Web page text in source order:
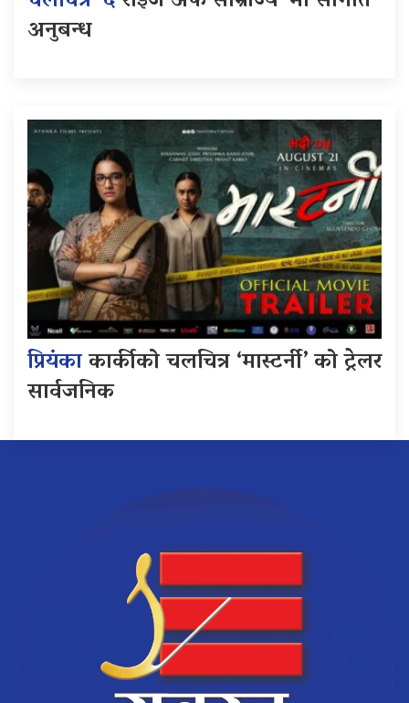
अनुबन्ध
प्रियंकाकार्कीको चलचित्र ‘मास्टर्नी’ को ट्रेलर
सार्वजनिक